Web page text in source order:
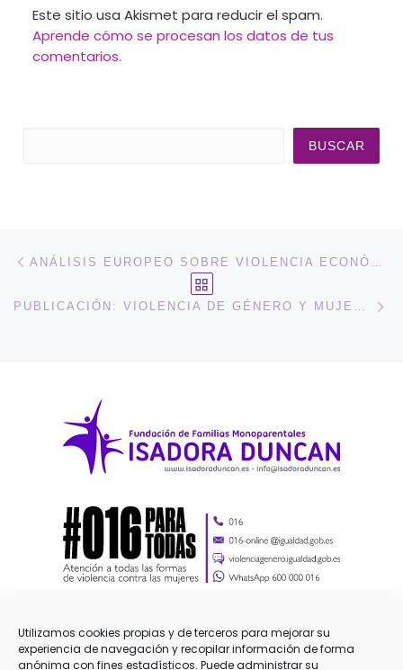
Utilizamos cookies propias y de terceros para mejorar su
experiencia de navegación y recopilar información de forma
anónima con fines estadísticos. Puede administrar su
Este sitio usa Akismet para reducir el spam.
Aprende cómo se procesan los datos de tus
comentarios.
BUSCAR
Navegación de entradas
Entrada anterior
PUBLICACIÓN: VIOLENCIA DE GÉNERO Y MUJERES EN RIESGOS DE EXCLUSIÓN SOCIAL